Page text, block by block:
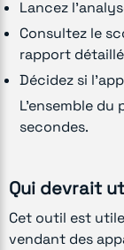
Lancez
Consultez le
rapport
Décidez si
L'ensemble du
secondes.
Qui devrait
Cet outil est
vendant des